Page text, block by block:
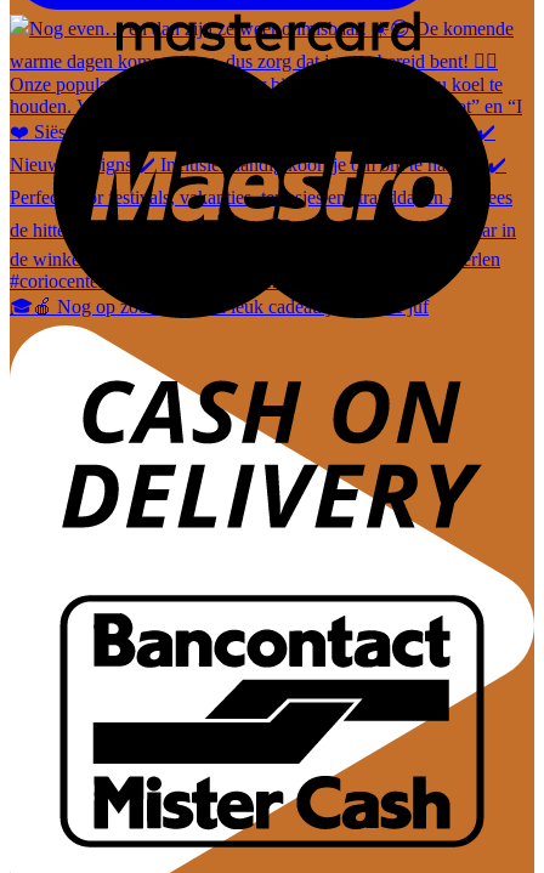
🎓🍎 Nog op zoek naar een leuk cadeautje voor de juf